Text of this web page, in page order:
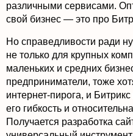
различными сервисами.
свой бизнес — это про
Но справедливости ради
не только для крупных
маленьких и средних
предприниматели, тоже
интернет-пирога, и
его гибкость и
Получается разработка